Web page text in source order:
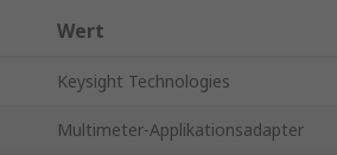
Wert
Keysight Technologies
Multimeter-Applikationsadapter